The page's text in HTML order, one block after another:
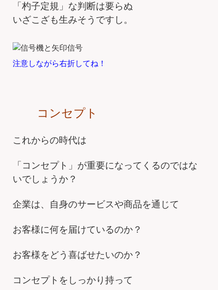
「杓子定規」な判断は要らぬ
いざこざも生みそうですし。
注意しながら右折してね！
コンセプト
これからの時代は
「コンセプト」が重要になってくるのではな
いでしょうか？
企業は、自身のサービスや商品を通じて
お客様に何を届けているのか？
お客様をどう喜ばせたいのか？
コンセプトをしっかり持って